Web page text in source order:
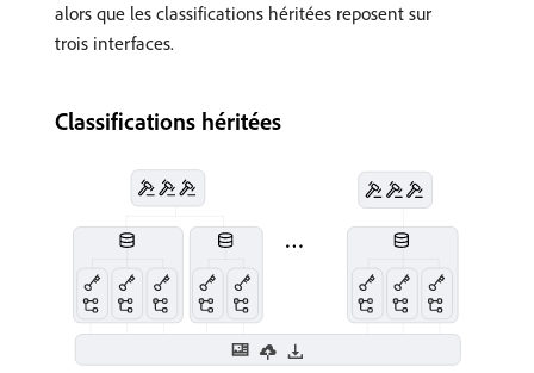
alors que les classifications héritées reposent sur
trois interfaces.
Classifications héritées